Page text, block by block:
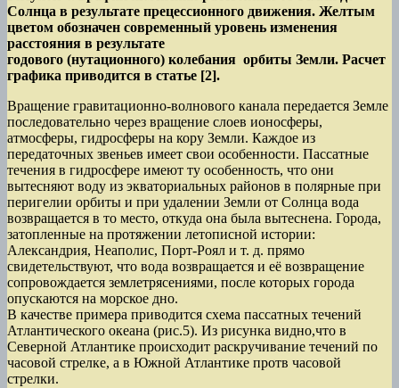
Солнца в результате прецессионного движения. Желтым
цветом обозначен современный уровень изменения
расстояния в результате
годового (нутационного) колебания орбиты Земли. Расчет
графика приводится в статье [2].
Вращение гравитационно-волнового канала передается Земле
последовательно через вращение слоев ионосферы,
атмосферы, гидросферы на кору Земли. Каждое из
передаточных звеньев имеет свои особенности. Пассатные
течения в гидросфере имеют ту особенность, что они
вытесняют воду из экваториальных районов в полярные при
перигелии орбиты и при удалении Земли от Солнца вода
возвращается в то место, откуда она была вытеснена. Города,
затопленные на протяжении летописной истории:
Александрия, Неаполис, Порт-Роял и т. д. прямо
свидетельствуют, что вода возвращается и её возвращение
сопровождается землетрясениями, после которых города
опускаются на морское дно.
В качестве примера приводится схема пассатных течений
Атлантического океана (рис.5). Из рисунка видно,что в
Северной Атлантике происходит раскручивание течений по
часовой стрелке, а в Южной Атлантике протв часовой
стрелки.